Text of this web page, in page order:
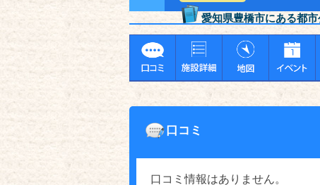
愛知県豊橋市にある都市
口コミ
口コミ情報はありません。